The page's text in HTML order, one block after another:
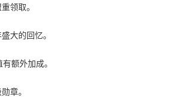
领取。
大的回忆。
额外加成。
章。